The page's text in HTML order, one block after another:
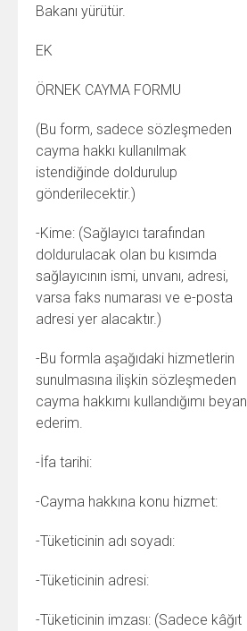
Bakanı yürütür.
EK
ÖRNEK CAYMA FORMU
(Bu form, sadece sözleşmeden
cayma hakkı kullanılmak
istendiğinde doldurulup
gönderilecektir.)
-Kime: (Sağlayıcı tarafından
doldurulacak olan bu kısımda
sağlayıcının ismi, unvanı, adresi,
varsa faks numarası ve e-posta
adresi yer alacaktır.)
-Bu formla aşağıdaki hizmetlerin
sunulmasına ilişkin sözleşmeden
cayma hakkımı kullandığımı beyan
ederim.
-İfa tarihi:
-Cayma hakkına konu hizmet:
-Tüketicinin adı soyadı:
-Tüketicinin adresi:
-Tüketicinin imzası: (Sadece kâğıt